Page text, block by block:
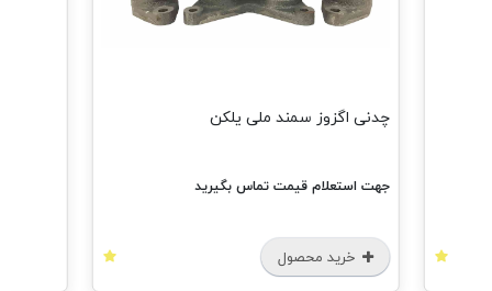
چدنی اگزوز سمند ملی یلکن
جهت استعلام قیمت تماس بگیرید
خرید محصول